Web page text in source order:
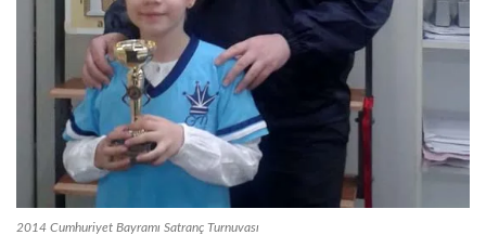
2014 Cumhuriyet Bayramı Satranç Turnuvası